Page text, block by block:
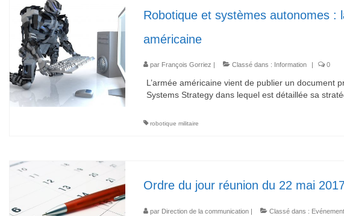
Robotique et systèmes autonomes :
américaine
par François Gorriez Classé dans : Information 0
L’armée américaine vient de publier un document
Systems Strategy dans lequel est détaillée sa
robotique militaire
Ordre du jour réunion du 22 mai
par Direction de la communication| Classé dans :